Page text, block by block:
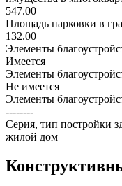
547.00
Площадь парковки в
132.00
Элементы
Имеется
Элементы
Не имеется
Элементы
--------
Серия, тип постройки
жилой дом